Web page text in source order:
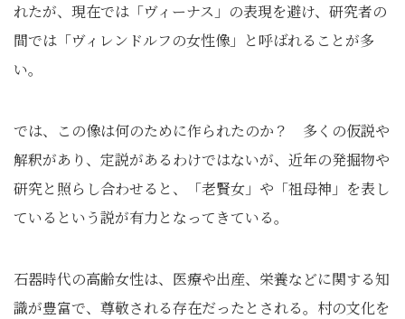
れたが、現在では「ヴィーナス」の表現を避け、研究者の
間では「ヴィレンドルフの女性像」と呼ばれることが多
い。
では、この像は何のために作られたのか？ 多くの仮説や
解釈があり、定説があるわけではないが、近年の発掘物や
研究と照らし合わせると、「老賢女」や「祖母神」を表し
ているという説が有力となってきている。
石器時代の高齢女性は、医療や出産、栄養などに関する知
識が豊富で、尊敬される存在だったとされる。村の文化を